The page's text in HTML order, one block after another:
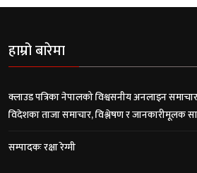
हाम्रो बारेमा
क्लाउड पत्रिका नेपालको विश्वसनीय अनलाइन
विदेशका ताजा समाचार, विश्लेषण र जानकारीमूलक
सम्पादकः रक्षा रेग्मी